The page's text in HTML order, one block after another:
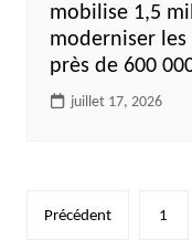
mobilise 1,5
moderniser
près de 600
juillet 17, 2026
Pagination
Précédent 1